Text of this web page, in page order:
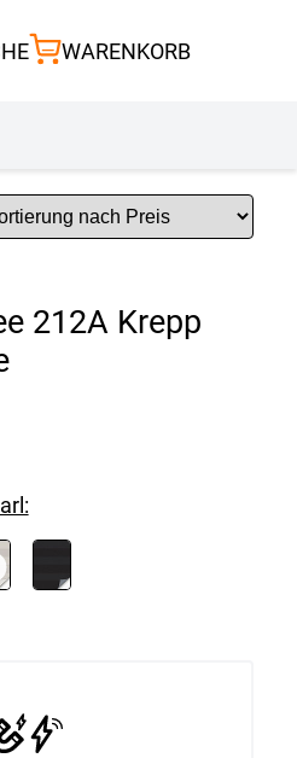
WARENKORB
212A Krepp